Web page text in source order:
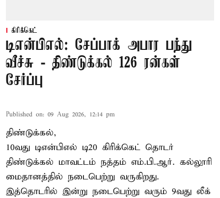
கிரிக்கெட்
டிஎன்பிஎல்: சேப்பாக் அபார பந்து
வீச்சு - திண்டுக்கல் 126 ரன்கள்
சேர்ப்பு
Published on: 09 Aug 2026, 12:14 pm
திண்டுக்கல்,
10வது டிஎன்பிஎல் டி20 கிரிக்கெட் தொடர்
திண்டுக்கல் மாவட்டம் நத்தம் எம்.பி.ஆர். கல்லூரி
மைதானத்தில் நடைபெற்று வருகிறது.
இத்தொடரில் இன்று நடைபெற்று வரும் 9வது லீக்